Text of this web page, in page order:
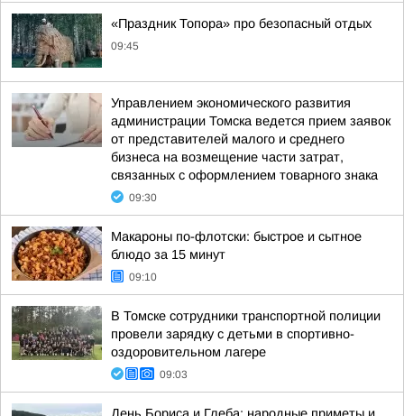
«Праздник Топора» про безопасный отдых
09:45
Управлением экономического развития
администрации Томска ведется прием заявок
от представителей малого и среднего
бизнеса на возмещение части затрат,
связанных с оформлением товарного знака
09:30
Макароны по-флотски: быстрое и сытное
блюдо за 15 минут
09:10
В Томске сотрудники транспортной полиции
провели зарядку с детьми в спортивно-
оздоровительном лагере
09:03